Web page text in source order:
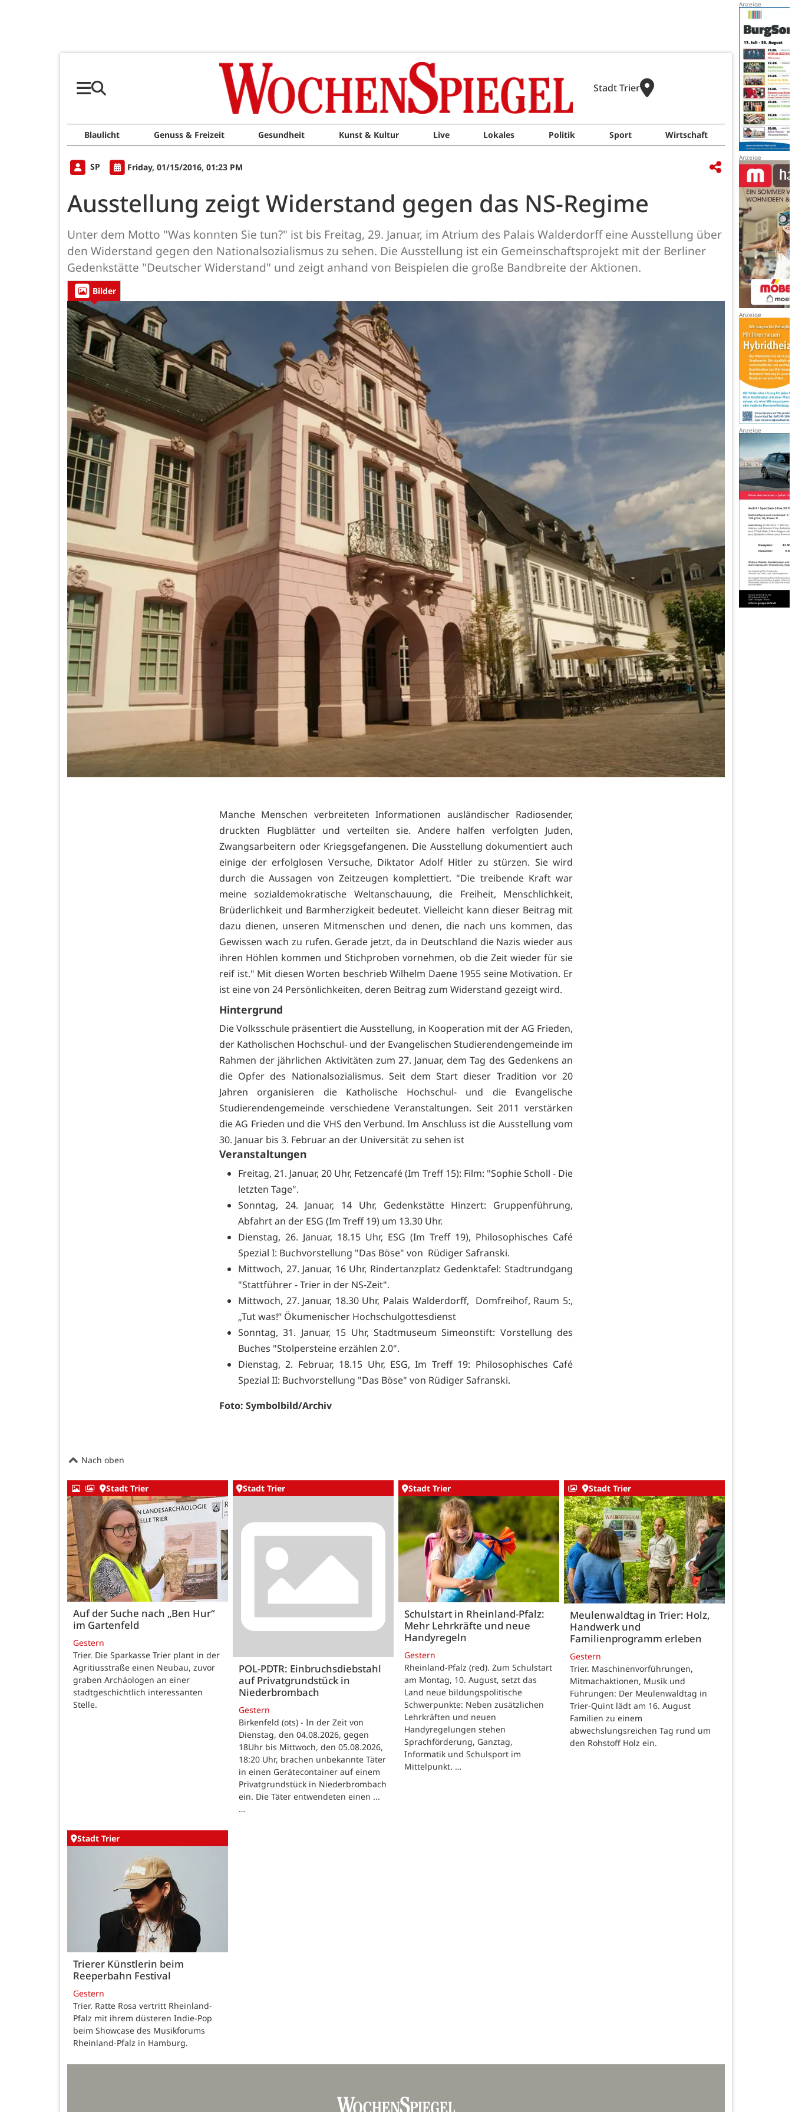
Stadt Trier
Blaulicht Genuss & Freizeit Gesundheit Kunst & Kultur Live Lokales Politik Sport Wirtschaft
SP Friday, 01/15/2016, 01:23 PM
Ausstellung zeigt Widerstand gegen das NS-Regime
Unter dem Motto "Was konnten Sie tun?" ist bis Freitag, 29. Januar, im Atrium des Palais Walderdorff eine Ausstellung über
den Widerstand gegen den Nationalsozialismus zu sehen. Die Ausstellung ist ein Gemeinschaftsprojekt mit der Berliner
Gedenkstätte "Deutscher Widerstand" und zeigt anhand von Beispielen die große Bandbreite der Aktionen.
Bilder
Manche Menschen verbreiteten Informationen ausländischer Radiosender,
druckten Flugblätter und verteilten sie. Andere halfen verfolgten Juden,
Zwangsarbeitern oder Kriegsgefangenen. Die Ausstellung dokumentiert auch
einige der erfolglosen Versuche, Diktator Adolf Hitler zu stürzen. Sie wird
durch die Aussagen von Zeitzeugen komplettiert. "Die treibende Kraft war
meine sozialdemokratische Weltanschauung, die Freiheit, Menschlichkeit,
Brüderlichkeit und Barmherzigkeit bedeutet. Vielleicht kann dieser Beitrag mit
dazu dienen, unseren Mitmenschen und denen, die nach uns kommen, das
Gewissen wach zu rufen. Gerade jetzt, da in Deutschland die Nazis wieder aus
ihren Höhlen kommen und Stichproben vornehmen, ob die Zeit wieder für sie
reif ist." Mit diesen Worten beschrieb Wilhelm Daene 1955 seine Motivation. Er
ist eine von 24 Persönlichkeiten, deren Beitrag zum Widerstand gezeigt wird.
Hintergrund
Die Volksschule präsentiert die Ausstellung, in Kooperation mit der AG Frieden,
der Katholischen Hochschul- und der Evangelischen Studierendengemeinde im
Rahmen der jährlichen Aktivitäten zum 27. Januar, dem Tag des Gedenkens an
die Opfer des Nationalsozialismus. Seit dem Start dieser Tradition vor 20
Jahren organisieren die Katholische Hochschul- und die Evangelische
Studierendengemeinde verschiedene Veranstaltungen. Seit 2011 verstärken
die AG Frieden und die VHS den Verbund. Im Anschluss ist die Ausstellung vom
30. Januar bis 3. Februar an der Universität zu sehen ist
Veranstaltungen
Freitag, 21. Januar, 20 Uhr, Fetzencafé (Im Treff 15): Film: "Sophie Scholl - Die
letzten Tage".
Sonntag, 24. Januar, 14 Uhr, Gedenkstätte Hinzert: Gruppenführung,
Abfahrt an der ESG (Im Treff 19) um 13.30 Uhr.
Dienstag, 26. Januar, 18.15 Uhr, ESG (Im Treff 19), Philosophisches Café
Spezial I: Buchvorstellung "Das Böse" von Rüdiger Safranski.
Mittwoch, 27. Januar, 16 Uhr, Rindertanzplatz Gedenktafel: Stadtrundgang
"Stattführer - Trier in der NS-Zeit".
Mittwoch, 27. Januar, 18.30 Uhr, Palais Walderdorff, Domfreihof, Raum 5:,
„Tut was!“ Ökumenischer Hochschulgottesdienst
Sonntag, 31. Januar, 15 Uhr, Stadtmuseum Simeonstift: Vorstellung des
Buches "Stolpersteine erzählen 2.0".
Dienstag, 2. Februar, 18.15 Uhr, ESG, Im Treff 19: Philosophisches Café
Spezial II: Buchvorstellung "Das Böse" von Rüdiger Safranski.
Foto: Symbolbild/Archiv
Nach oben
Stadt Trier
Auf der Suche nach „Ben Hur“
im Gartenfeld
Gestern
Trier. Die Sparkasse Trier plant in der
Agritiusstraße einen Neubau, zuvor
graben Archäologen an einer
stadtgeschichtlich interessanten
Stelle.
Stadt Trier
POL-PDTR: Einbruchsdiebstahl
auf Privatgrundstück in
Niederbrombach
Gestern
Birkenfeld (ots) - In der Zeit von
Dienstag, den 04.08.2026, gegen
18Uhr bis Mittwoch, den 05.08.2026,
18:20 Uhr, brachen unbekannte Täter
in einen Gerätecontainer auf einem
Privatgrundstück in Niederbrombach
ein. Die Täter entwendeten einen ...
…
Stadt Trier
Schulstart in Rheinland-Pfalz:
Mehr Lehrkräfte und neue
Handyregeln
Gestern
Rheinland-Pfalz (red). Zum Schulstart
am Montag, 10. August, setzt das
Land neue bildungspolitische
Schwerpunkte: Neben zusätzlichen
Lehrkräften und neuen
Handyregelungen stehen
Sprachförderung, Ganztag,
Informatik und Schulsport im
Mittelpunkt. …
Stadt Trier
Meulenwaldtag in Trier: Holz,
Handwerk und
Familienprogramm erleben
Gestern
Trier. Maschinenvorführungen,
Mitmachaktionen, Musik und
Führungen: Der Meulenwaldtag in
Trier-Quint lädt am 16. August
Familien zu einem
abwechslungsreichen Tag rund um
den Rohstoff Holz ein.
Stadt Trier
Trierer Künstlerin beim
Reeperbahn Festival
Gestern
Trier. Ratte Rosa vertritt Rheinland-
Pfalz mit ihrem düsteren Indie-Pop
beim Showcase des Musikforums
Rheinland-Pfalz in Hamburg.